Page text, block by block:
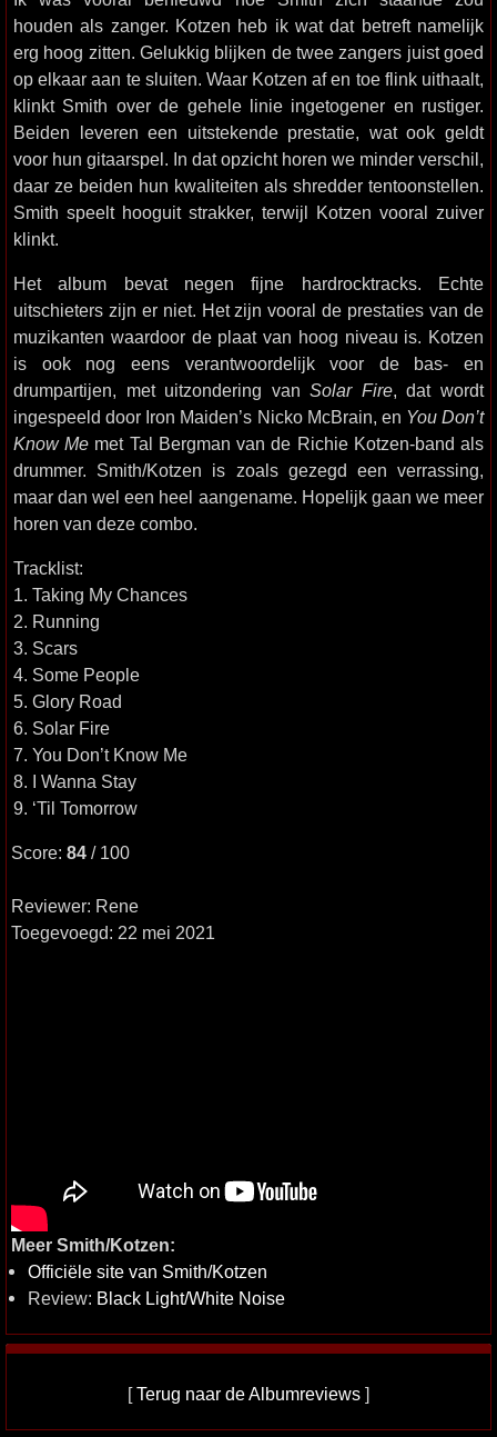
houden als zanger. Kotzen heb ik wat dat betreft namelijk
erg hoog zitten. Gelukkig blijken de twee zangers juist goed
op elkaar aan te sluiten. Waar Kotzen af en toe flink uithaalt,
klinkt Smith over de gehele linie ingetogener en rustiger.
Beiden leveren een uitstekende prestatie, wat ook geldt
voor hun gitaarspel. In dat opzicht horen we minder verschil,
daar ze beiden hun kwaliteiten als shredder tentoonstellen.
Smith speelt hooguit strakker, terwijl Kotzen vooral zuiver
klinkt.
Het album bevat negen fijne hardrocktracks. Echte
uitschieters zijn er niet. Het zijn vooral de prestaties van de
muzikanten waardoor de plaat van hoog niveau is. Kotzen
is ook nog eens verantwoordelijk voor de bas- en
drumpartijen, met uitzondering vanSolar Fire, dat wordt
ingespeeld door Iron Maiden’s Nicko McBrain, en You Don’t
Know Me met Tal Bergman van de Richie Kotzen-band als
drummer. Smith/Kotzen is zoals gezegd een verrassing,
maar dan wel een heel aangename. Hopelijk gaan we meer
horen van deze combo.
Tracklist:
1. Taking My Chances
2. Running
3. Scars
4. Some People
5. Glory Road
6. Solar Fire
7. You Don’t Know Me
8. I Wanna Stay
9. ‘Til Tomorrow
Score: 84 / 100
Reviewer: Rene
Toegevoegd: 22 mei 2021
Meer Smith/Kotzen:
Officiële site van Smith/Kotzen
Review: Black Light/White Noise
[Terug naar de Albumreviews ]